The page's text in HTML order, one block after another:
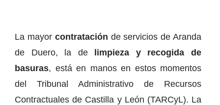
La mayor contratación de servicios de Aranda
de Duero, la delimpieza y recogida de
basuras, está en manos en estos momentos
del Tribunal Administrativo de Recursos
Contractuales de Castilla y León (TARCyL). La